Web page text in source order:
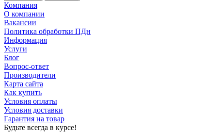
Компания
О компании
Вакансии
Политика обработки ПДн
Информация
Услуги
Блог
Вопрос-ответ
Производители
Карта сайта
Как купить
Условия оплаты
Условия доставки
Гарантия на товар
Будьте всегда в курсе!